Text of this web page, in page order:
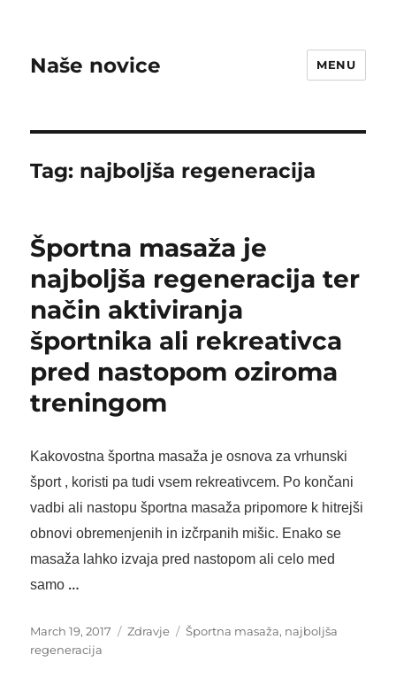
Naše novice MENU
Tag: najboljša regeneracija
Športna masaža je
najboljša regeneracija ter
način aktiviranja
športnika ali rekreativca
pred nastopom oziroma
treningom
Kakovostna športna masaža je osnova za vrhunski
šport , koristi pa tudi vsem rekreativcem. Po končani
vadbi ali nastopu športna masaža pripomore k hitrejši
obnovi obremenjenih in izčrpanih mišic. Enako se
masaža lahko izvaja pred nastopom ali celo med
samo …
Posted
on
March 19, 2017 Categories
Zdravje Tags
Športna masaža, najboljša
regeneracija